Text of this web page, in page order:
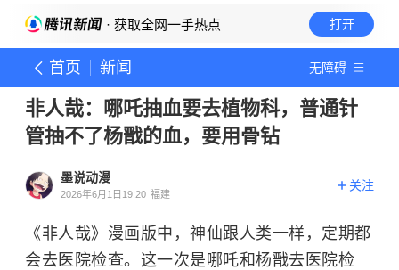
· 获取全网一手热点 打开
首页 新闻 无障碍
非人哉：哪吒抽血要去植物科，普通针
管抽不了杨戬的血，要用骨钻
墨说动漫
2026年6月1日19:20 福建
关注
《非人哉》漫画版中，神仙跟人类一样，定期都
会去医院检查。这一次是哪吒和杨戬去医院检